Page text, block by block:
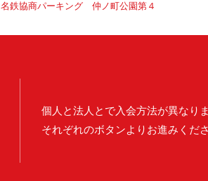
名鉄協商パーキング 仲ノ町公園第４
個人と法人とで入会方法が異なりま
それぞれのボタンよりお進みくださ